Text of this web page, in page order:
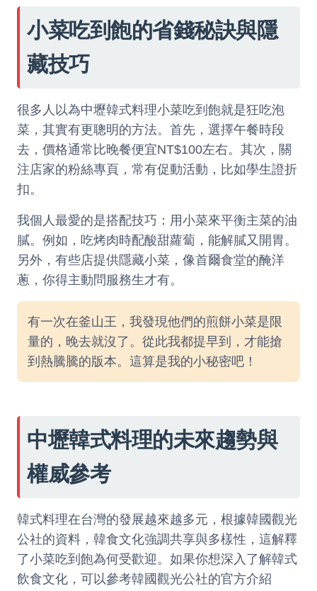
小菜吃到飽的省錢秘訣與隱
藏技巧
很多人以為中壢韓式料理小菜吃到飽就是狂吃泡
菜，其實有更聰明的方法。首先，選擇午餐時段
去，價格通常比晚餐便宜NT$100左右。其次，關
注店家的粉絲專頁，常有促動活動，比如學生證折
扣。
我個人最愛的是搭配技巧：用小菜來平衡主菜的油
膩。例如，吃烤肉時配酸甜蘿蔔，能解膩又開胃。
另外，有些店提供隱藏小菜，像首爾食堂的醃洋
蔥，你得主動問服務生才有。
有一次在釜山王，我發現他們的煎餅小菜是限
量的，晚去就沒了。從此我都提早到，才能搶
到熱騰騰的版本。這算是我的小秘密吧！
中壢韓式料理的未來趨勢與
權威參考
韓式料理在台灣的發展越來越多元，根據韓國觀光
公社的資料，韓食文化強調共享與多樣性，這解釋
了小菜吃到飽為何受歡迎。如果你想深入了解韓式
飲食文化，可以參考韓國觀光公社的官方介紹